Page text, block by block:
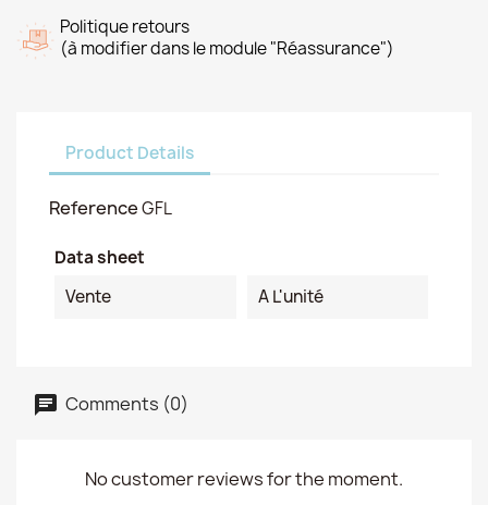
Politique retours
(à modifier dans le module "Réassurance")
Product Details
ReferenceGFL
Data sheet
Vente
A L'unité
Comments (0)
No customer reviews for the moment.